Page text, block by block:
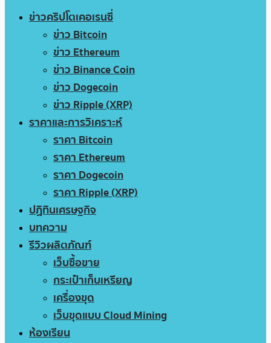
ข่าวคริปโตเคอเรนซี่
ข่าว Bitcoin
ข่าว Ethereum
ข่าว Binance Coin
ข่าว Dogecoin
ข่าว Ripple (XRP)
ราคาและการวิเคราะห์
ราคา Bitcoin
ราคา Ethereum
ราคา Dogecoin
ราคา Ripple (XRP)
ปฏิทินเศรษฐกิจ
บทความ
รีวิวผลิตภัณฑ์
เว็บซื้อขาย
กระเป๋าเก็บเหรียญ
เครื่องขุด
เว็บขุดแบบ Cloud Mining
ห้องเรียน